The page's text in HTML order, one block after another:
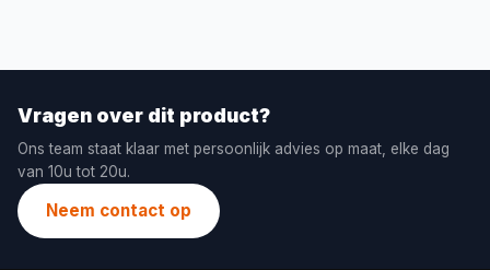
Vragen over dit product?
Ons team staat klaar met persoonlijk advies op maat, elke dag
van 10u tot 20u.
Neem contact op